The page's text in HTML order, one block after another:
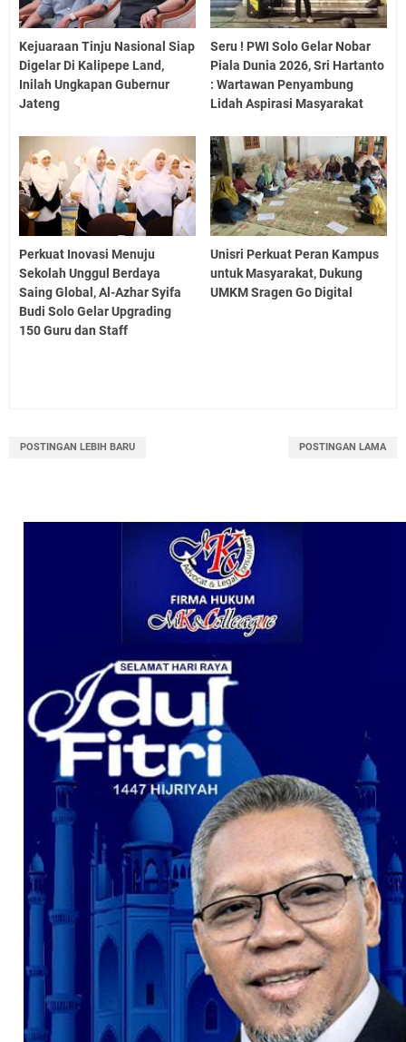
Kejuaraan Tinju Nasional Siap
Digelar Di Kalipepe Land,
Inilah Ungkapan Gubernur
Jateng
Seru ! PWI Solo Gelar Nobar
Piala Dunia 2026, Sri Hartanto
: Wartawan Penyambung
Lidah Aspirasi Masyarakat
Perkuat Inovasi Menuju
Sekolah Unggul Berdaya
Saing Global, Al-Azhar Syifa
Budi Solo Gelar Upgrading
150 Guru dan Staff
Unisri Perkuat Peran Kampus
untuk Masyarakat, Dukung
UMKM Sragen Go Digital
POSTINGAN LEBIH BARU POSTINGAN LAMA